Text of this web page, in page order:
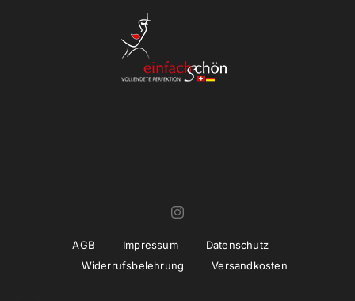
AGB Impressum
Datenschutz
Widerrufsbelehrung
Versandkosten